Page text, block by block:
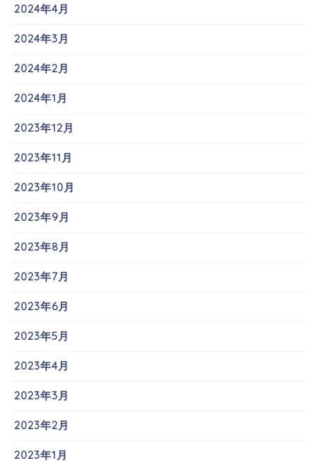
2024年4月
2024年3月
2024年2月
2024年1月
2023年12月
2023年11月
2023年10月
2023年9月
2023年8月
2023年7月
2023年6月
2023年5月
2023年4月
2023年3月
2023年2月
2023年1月